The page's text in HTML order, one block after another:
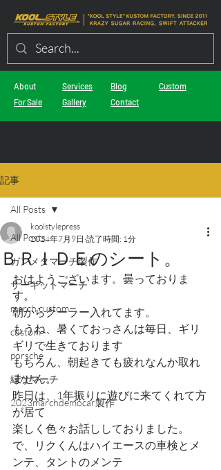
About
For Sale
Services
Gallery
Blog
Contact
Custom
記事
All Posts
ガンメタマーチ製作
サーキットマーチ
march custom
custom
porsche
緑なマーチ
2023marchdemocar製作
All Posts
ＢＲＩＤＥのシート。
koolstylepress
2024年7月9日 読了時間: 1分
おはようございます。曇っておりま
す。
朝からクーラー入れてます。
もうね、暑くておっさんは毎日、ギリ
ギリで生きております
もちろん、朝起きても疲れなんか取れ
ません。
昨日は、1年振りに遊びに来てくれて方
が居て
楽しく色々お話ししておりました。
で、リクくんはハイエースの車検とメ
ンテ、タントのメンテ